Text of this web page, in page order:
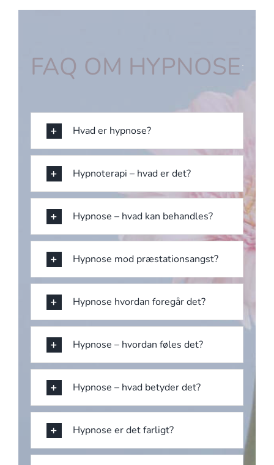
FAQ OM HYPNOSE
Hvad er hypnose?
Hypnoterapi – hvad er det?
Hypnose – hvad kan behandles?
Hypnose mod præstationsangst?
Hypnose hvordan foregår det?
Hypnose – hvordan føles det?
Hypnose – hvad betyder det?
Hypnose er det farligt?